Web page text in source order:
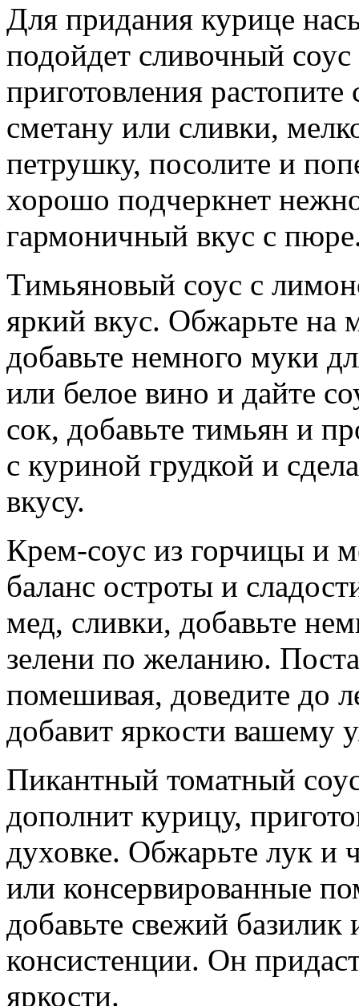
Для придания курице
подойдет сливочный
приготовления
сметану или сливки,
петрушку, посолите и
хорошо подчеркнет
гармоничный вкус с
Тимьяновый соус с
яркий вкус. Обжарьте на
добавьте немного муки
или белое вино и дайте
сок, добавьте тимьян и
с куриной грудкой и
вкусу.
Крем-соус из горчицы и
баланс остроты и
мед, сливки, добавьте
зелени по желанию.
помешивая, доведите до
добавит яркости вашему
Пикантный томатный
дополнит курицу,
духовке. Обжарьте лук и
или консервированные
добавьте свежий
консистенции. Он
яркости.